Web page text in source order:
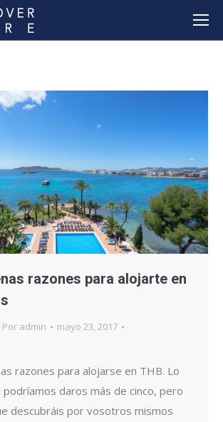
razones para alojarte en
Por admin
mayo 23, 2017
razones para alojarse en THB. Lo
daros más de cinco, pero
descubráis por vosotros mismos